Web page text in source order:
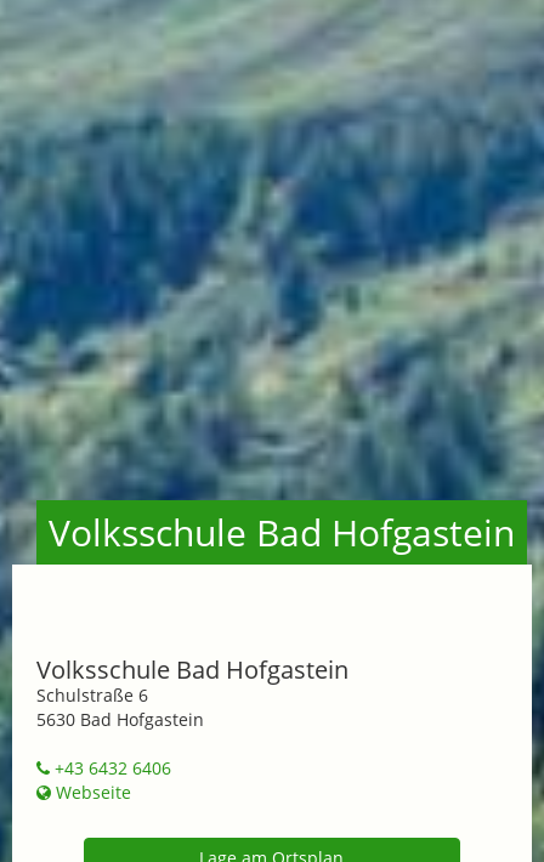
Volksschule Bad Hofgastein
Volksschule Bad Hofgastein
Schulstraße 6
5630 Bad Hofgastein
+43 6432 6406
Webseite